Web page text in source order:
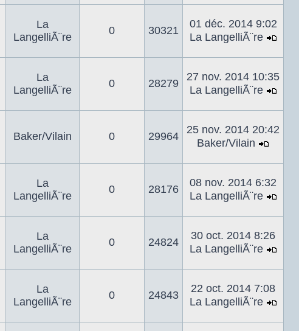
le
La
LangelliÃ¨re
0 30321
01 déc. 2014 9:02
La LangelliÃ¨re
le
La
LangelliÃ¨re
0 28279
27 nov. 2014 10:35
La LangelliÃ¨re
le
Baker/Vilain 0 29964
25 nov. 2014 20:42
Baker/Vilain
le
La
LangelliÃ¨re
0 28176
08 nov. 2014 6:32
La LangelliÃ¨re
le
La
LangelliÃ¨re
0 24824
30 oct. 2014 8:26
La LangelliÃ¨re
le
La
LangelliÃ¨re
0 24843
22 oct. 2014 7:08
La LangelliÃ¨re
le